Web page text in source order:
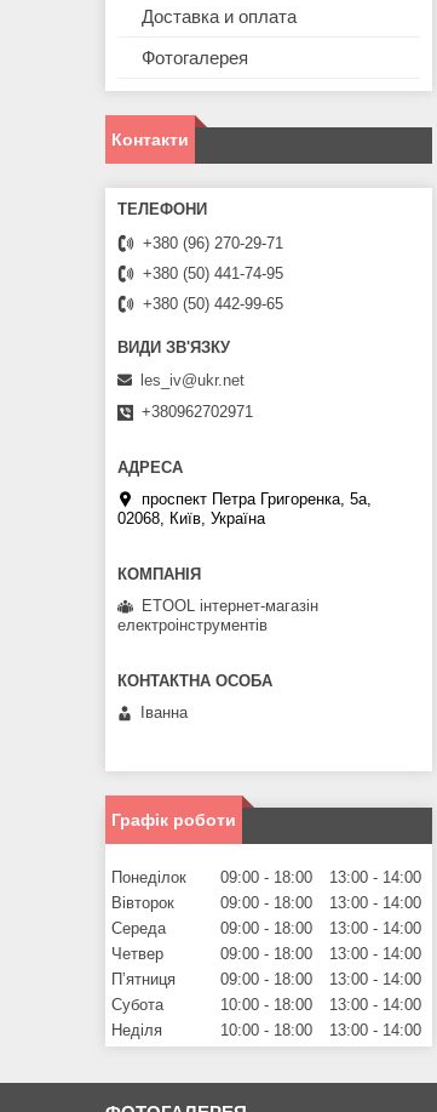
Доставка и оплата
Фотогалерея
Контакти
+380 (96) 270-29-71
+380 (50) 441-74-95
+380 (50) 442-99-65
les_iv@ukr.net
+380962702971
проспект Петра Григоренка, 5а,
02068, Київ, Україна
ETOOL інтернет-магазін
електроінструментів
Іванна
Графік роботи
Понеділок 09:00 18:00 13:00
14:00
Вівторок
09:00 18:00 13:00
14:00
Середа
09:00 18:00 13:00
14:00
Четвер
09:00 18:00 13:00
14:00
Пʼятниця
09:00 18:00 13:00
14:00
Субота
10:00 18:00 13:00
14:00
Неділя
10:00 18:00 13:00 14:00